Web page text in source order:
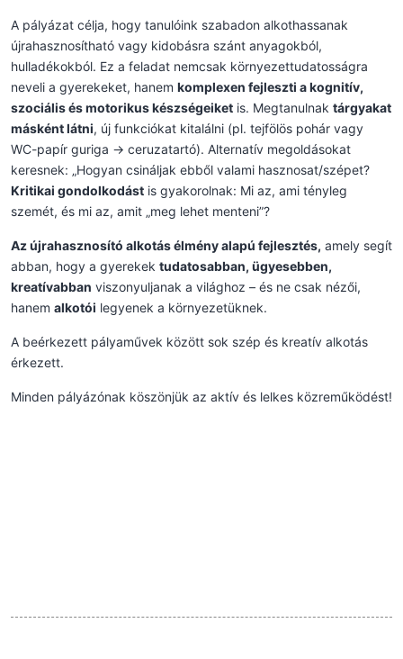
A pályázat célja, hogy tanulóink szabadon alkothassanak
újrahasznosítható vagy kidobásra szánt anyagokból,
hulladékokból. Ez a feladat nemcsak környezettudatosságra
neveli a gyerekeket, hanem komplexen fejleszti a kognitív,
szociális és motorikus készségeiket is. Megtanulnak tárgyakat
másként látni, új funkciókat kitalálni (pl. tejfölös pohár vagy
WC-papír guriga → ceruzatartó). Alternatív megoldásokat
keresnek: „Hogyan csináljak ebből valami hasznosat/szépet?
Kritikai gondolkodást is gyakorolnak: Mi az, ami tényleg
szemét, és mi az, amit „meg lehet menteni”?
Az újrahasznosító alkotás élmény alapú fejlesztés, amely segít
abban, hogy a gyerekek tudatosabban, ügyesebben,
kreatívabban viszonyuljanak a világhoz – és ne csak nézői,
hanem alkotói legyenek a környezetüknek.
A beérkezett pályaművek között sok szép és kreatív alkotás
érkezett.
Minden pályázónak köszönjük az aktív és lelkes közreműködést!